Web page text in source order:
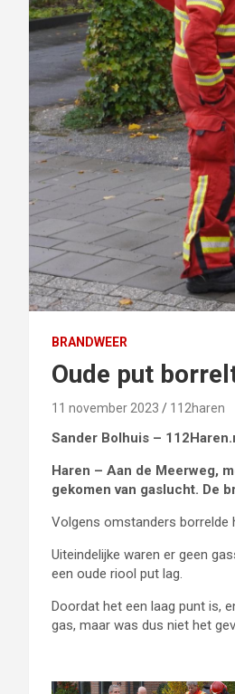
BRANDWEER
Oude put
11 november 2023 112haren
Sander Bolhuis –
Haren – Aan de Meerweg,
gekomen van gaslucht. De
Volgens omstanders borrelde
Uiteindelijke waren er geen
een oude riool put lag.
Doordat het een laag punt is,
gas, maar was dus niet het